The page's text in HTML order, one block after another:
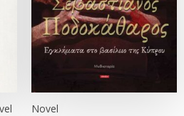
Novel